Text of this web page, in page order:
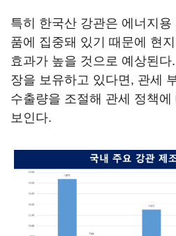
특히 한국산 강관은 에너지용
품에 집중돼 있기 때문에 현
효과가 높을 것으로 예상된
장을 보유하고 있다면, 관세
수출량을 조절해 관세 정책
보인다.